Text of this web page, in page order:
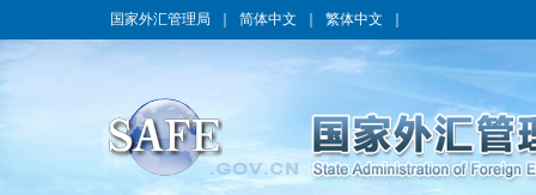
国家外汇管理局 简体中文 繁体中文